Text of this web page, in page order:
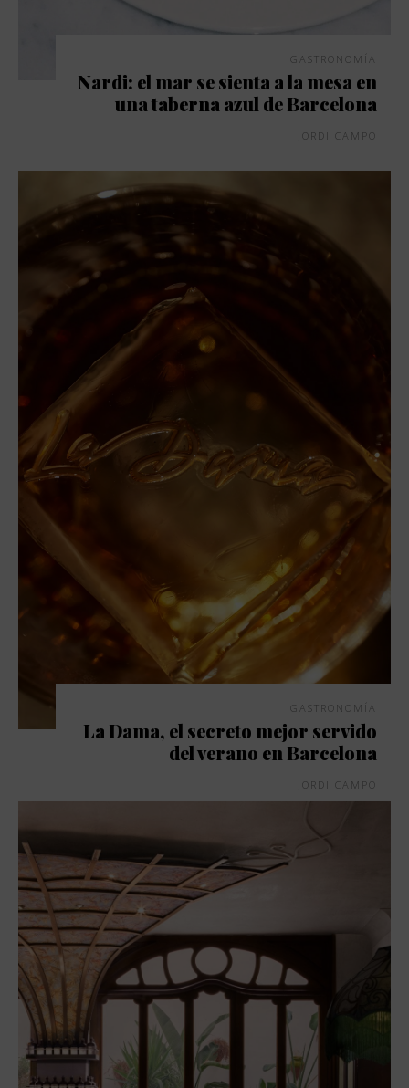
GASTRONOMÍA
Nardi: el mar se sienta a la mesa en
una taberna azul de Barcelona
JORDI CAMPO
GASTRONOMÍA
La Dama, el secreto mejor servido
del verano en Barcelona
JORDI CAMPO